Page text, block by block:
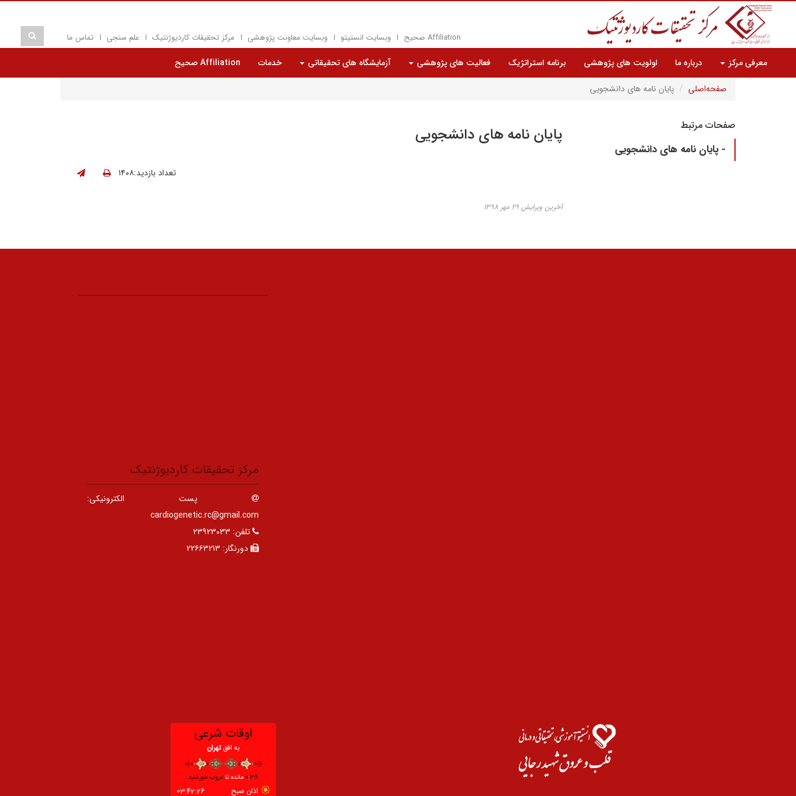
Affiliation صحیح وبسایت انستیتو وبسایت معاونت پژوهشی مرکز تحقیقات کاردیوژنتیک علم سنجی تماس ما
معرفی مرکز درباره ما اولویت های پژوهشی برنامه استراتژیک فعالیت های پژوهشی آزمایشگاه های تحقیقاتی خدمات
Affiliation صحیح
صفحه‌اصلی
پایان نامه های دانشجویی
پایان نامه های دانشجویی
تعداد بازدید:۱۴۰۸
آخرین ویرایش ۲۹ مهر ۱۳۹۸
صفحات مرتبط
- پایان نامه های دانشجویی
مرکز تحقیقات کاردیوژنتیک
پست الکترونیکی:
cardiogenetic.rc@gmail.com
تلفن: ۲۳۹۲۳۰۳۳
دورنگار: ۲۲۶۶۳۲۱۳